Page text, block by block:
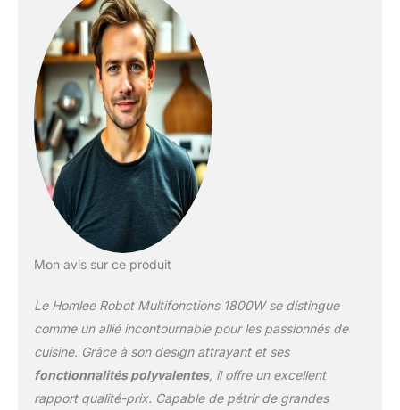
settings to meet different cooking
requirements,""P"" speed it can mix the food
completely in a few seconds. 【Robot
Pâtissier Multifonctions】Robot Pâtissier
seulement un Robot Pétrin,mais aussi un
presse-agrumes de 1,5L pour mélanger les
boissons et les smoothies facilement, les
lames en acier inoxydable 304 ont une
capacité de coupe plus forte. Avec
l'entonnoir à saucisses et les accessoires,
vous pouvez commencer à préparer des
saucisses,des hamburgers,des boulettes de
viande,ce qui facilite la préparation de vos
propres repas délicieux. 【Facilite de
Nettoyage】Le bol en acier inoxydable de 5,5
variété de recettes. Le couvercle transparent
anti-éclaboussures permet d'ajouter
facilement les ingrédients et de surveiller le
processus de pétrissage.Les 5 ventouses
antidérapantes en silicone assurent une
prise en main idéale et réduisent le bruit
Mon avis sur ce produit
Le Homlee Robot Multifonctions 1800W se distingue
comme un allié incontournable pour les passionnés de
cuisine. Grâce à son design attrayant et ses
fonctionnalités polyvalentes, il offre un excellent
rapport qualité-prix. Capable de pétrir de grandes